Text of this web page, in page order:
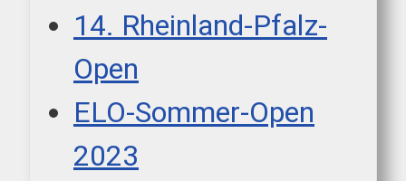
14. Rheinland-Pfalz-
Open
ELO-Sommer-Open
2023